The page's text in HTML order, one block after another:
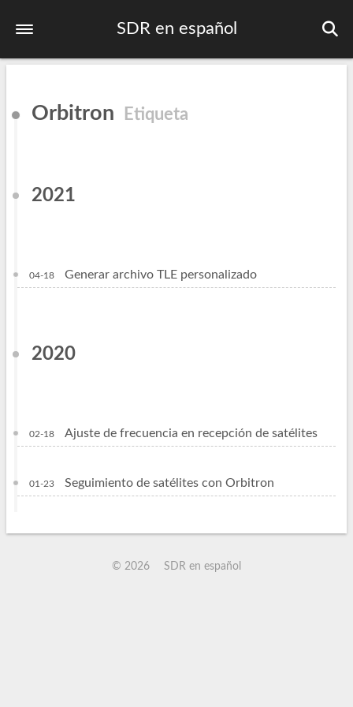
SDR en español
Primeros pasos
Contactos DMR
Orbitron Etiqueta
2021
04-18 Generar archivo TLE personalizado
2020
02-18 Ajuste de frecuencia en recepción de satélites
01-23 Seguimiento de satélites con Orbitron
© 2026 SDR en español